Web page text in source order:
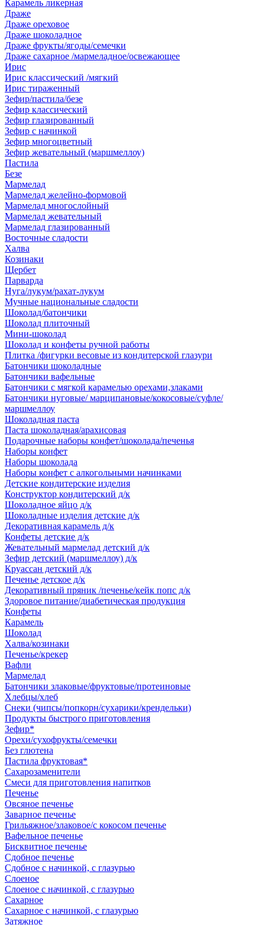
Карамель ликерная
Драже
Драже ореховое
Драже шоколадное
Драже фрукты/ягоды/семечки
Драже сахарное /мармеладное/освежающее
Ирис
Ирис классический /мягкий
Ирис тираженный
Зефир/пастила/безе
Зефир классический
Зефир глазированный
Зефир с начинкой
Зефир многоцветный
Зефир жевательный (маршмеллоу)
Пастила
Безе
Мармелад
Мармелад желейно-формовой
Мармелад многослойный
Мармелад жевательный
Мармелад глазированный
Восточные сладости
Халва
Козинаки
Щербет
Парварда
Нуга/лукум/рахат-лукум
Мучные национальные сладости
Шоколад/батончики
Шоколад плиточный
Мини-шоколад
Шоколад и конфеты ручной работы
Плитка /фигурки весовые из кондитерской глазури
Батончики шоколадные
Батончики вафельные
Батончики с мягкой карамелью орехами,злаками
Батончики нуговые/ марципановые/кокосовые/суфле/
маршмеллоу
Шоколадная паста
Паста шоколадная/арахисовая
Подарочные наборы конфет/шоколада/печенья
Наборы конфет
Наборы шоколада
Наборы конфет с алкогольными начинками
Детские кондитерские изделия
Конструктор кондитерский д/к
Шоколадное яйцо д/к
Шоколадные изделия детские д/к
Декоративная карамель д/к
Конфеты детские д/к
Жевательный мармелад детский д/к
Зефир детский (маршмеллоу) д/к
Круассан детский д/к
Печенье детское д/к
Декоративный пряник /печенье/кейк попс д/к
Здоровое питание/диабетическая продукция
Конфеты
Карамель
Шоколад
Халва/козинаки
Печенье/крекер
Вафли
Мармелад
Батончики злаковые/фруктовые/протеиновые
Хлебцы/хлеб
Снеки (чипсы/попкорн/сухарики/крендельки)
Продукты быстрого приготовления
Зефир*
Орехи/сухофрукты/семечки
Без глютена
Пастила фруктовая*
Сахарозаменители
Смеси для приготовления напитков
Печенье
Овсяное печенье
Заварное печенье
Грильяжное/злаковое/с кокосом печенье
Вафельное печенье
Бисквитное печенье
Сдобное печенье
Сдобное с начинкой, с глазурью
Слоеное
Слоеное с начинкой, с глазурью
Сахарное
Сахарное с начинкой, с глазурью
Затяжное